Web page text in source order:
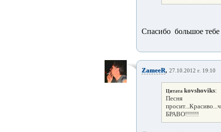
Спасибо большое тебе
ZameeR, 27.10.2012 г. 19:10
Цитата kovshoviks:
Песня
БРАВО!!!!!!!